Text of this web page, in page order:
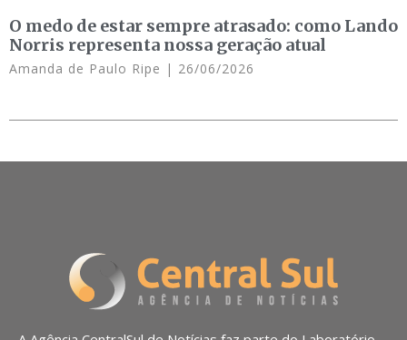
O medo de estar sempre atrasado: como Lando
Norris representa nossa geração atual
Amanda de Paulo Ripe 26/06/2026